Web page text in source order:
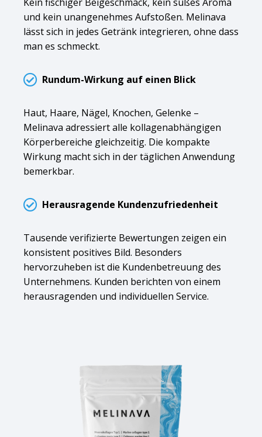
und kein unangenehmes Aufstoßen. Melinava
lässt sich in jedes Getränk integrieren, ohne dass
man es schmeckt.
Rundum-Wirkung auf einen Blick
Haut, Haare, Nägel, Knochen, Gelenke –
Melinava adressiert alle kollagenabhängigen
Körperbereiche gleichzeitig. Die kompakte
Wirkung macht sich in der täglichen Anwendung
bemerkbar.
Herausragende Kundenzufriedenheit
Tausende verifizierte Bewertungen zeigen ein
konsistent positives Bild. Besonders
hervorzuheben ist die Kundenbetreuung des
Unternehmens. Kunden berichten von einem
herausragenden und individuellen Service.